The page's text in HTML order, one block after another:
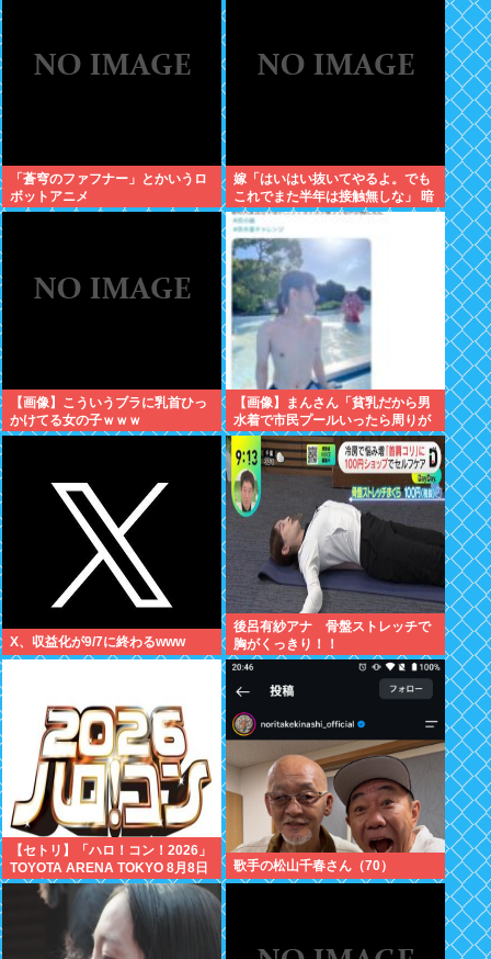
「蒼穹のファフナー」とかいうロ
ボットアニメ
嫁「はいはい抜いてやるよ。でも
これでまた半年は接触無しな」 暗
黙のこれツラ過ぎるだろ
【画像】こういうブラに乳首ひっ
かけてる女の子ｗｗｗ
【画像】まんさん「貧乳だから男
水着で市民プールいったら周りが
コソコソしだしてやばいwww」5
万いいね
X、収益化が9/7に終わるwww
後呂有紗アナ 骨盤ストレッチで
胸がくっきり！！
【セトリ】「ハロ！コン！2026」
TOYOTA ARENA TOKYO 8月8日
昼・夜公演セットリス
歌手の松山千春さん（70）